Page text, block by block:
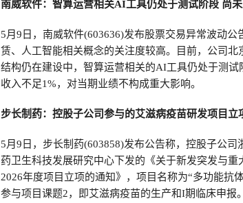
南威软件：智算运营相关AI工具仍处于测试阶段 尚
5月9日，南威软件(603636)发布股票交易异常波动公
赁、人工智能相关概念的关注度较高。目前，公司
结构仍在建设中，智算运营相关的AI工具仍处于测
收入不足1%，对当期业绩不构成重大影响。
步长制药：控股子公司参与的艾滋病疫苗研发项目立
5月9日，步长制药(603858)发布公告称，控股子公
药卫生科技发展研究中心下发的《关于新发突发与
2026年度项目立项的通知》，项目名称为“多功能抗
参与项目课题2，即艾滋病疫苗的生产和I期临床申报。